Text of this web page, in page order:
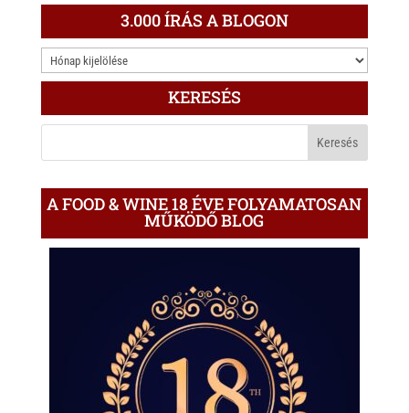
3.000 ÍRÁS A BLOGON
3.000
ÍRÁS
KERESÉS
A FOOD & WINE 18 ÉVE FOLYAMATOSAN
MŰKÖDŐ BLOG